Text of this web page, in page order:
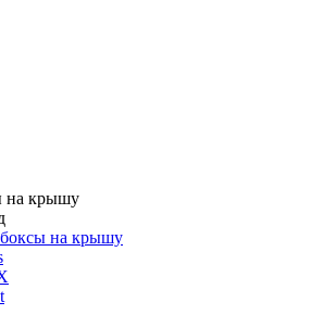
на крышу
на крышу